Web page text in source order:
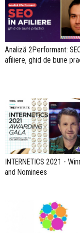
Analiză 2Performant:
afiliere, ghid de bune
INTERNETICS 2021 -
and Nominees